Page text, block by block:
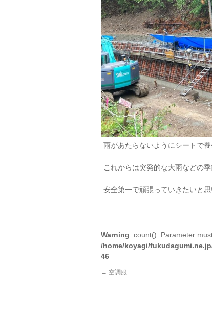
雨があたらないようにシートで養
これからは突発的な大雨などの季
安全第一で頑張っていきたいと思
Warning: count(): Parameter
/home/koyagi/
46
← 空調服